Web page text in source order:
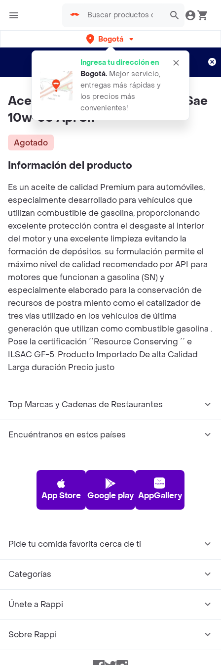
Bogotá
Ingresa tu dirección en
Bogotá. Mejor servicio,
entregas más rápidas y
los precios más
convenientes!
envíos gratis por semanas
Aplican TyC
Aceite Para Motor Gulf Max X Sae
10w-30 Api Sn
Agotado
Información del producto
Es un aceite de calidad Premium para automóviles,
especialmente desarrollado para vehículos que
utilizan combustible de gasolina, proporcionando
excelente protección contra el desgaste al interior
del motor y una excelente limpieza evitando la
formación de depósitos. su formulación permite el
máximo nivel de calidad recomendado por API para
motores que funcionan a gasolina (SN) y
especialmente elaborado para la conservación de
recursos de postra miento como el catalizador de
tres vías utilizado en los vehículos de última
generación que utilizan como combustible gasolina .
Pose la certificación ´´Resource Conserving ´´ e
ILSAC GF-5. Producto Importado De alta Calidad
Larga duración Precio justo
Top Marcas y Cadenas de Restaurantes
Encuéntranos en estos países
App Store Google play AppGallery
Pide tu comida favorita cerca de ti
Categorías
Únete a Rappi
Sobre Rappi